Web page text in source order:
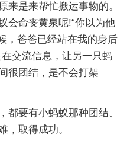
来是来帮忙搬运事物的。
会命丧黄泉呢!“你以为他
，爸爸已经站在我的身后
交流信息，让另一只蚂
很团结，是不会打架
都要有小蚂蚁那种团结、
，取得成功。